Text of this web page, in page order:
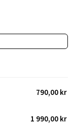
790,00 kr
1 990,00 kr